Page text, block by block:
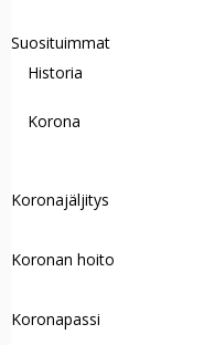
Suosituimmat
Historia
Korona
Koronajäljitys
Koronan hoito
Koronapassi